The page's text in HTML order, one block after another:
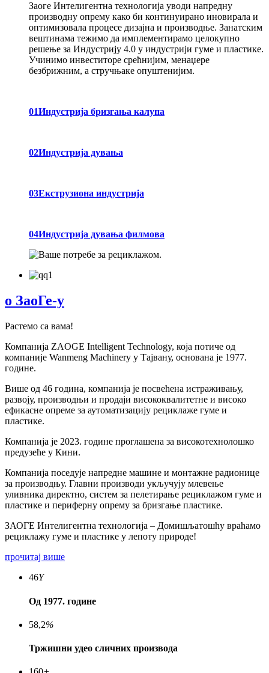
Заоге Интелигентна технологија уводи напредну
производну опрему како би континуирано иновирала и
оптимизовала процесе дизајна и производње. Занатским
вештинама тежимо да имплементирамо целокупно
решење за Индустрију 4.0 у индустрији гуме и пластике.
Учинимо инвеститоре срећнијим, менаџере
безбрижним, а стручњаке опуштенијим.
01Индустрија бризгања калупа
02Индустрија дувања
03Екструзиона индустрија
04Индустрија дувања филмова
о ЗаоГе-у
Растемо са вама!
Компанија ZAOGE Intelligent Technology, која потиче од
компаније Wanmeng Machinery у Тајвану, основана је 1977.
године.
Више од 46 година, компанија је посвећена истраживању,
развоју, производњи и продаји висококвалитетне и високо
ефикасне опреме за аутоматизацију рециклаже гуме и
пластике.
Компанија је 2023. године проглашена за високотехнолошко
предузеће у Кини.
Компанија поседује напредне машине и монтажне радионице
за производњу. Главни производи укључују млевење
уливника директно, систем за пелетирање рециклажом гуме и
пластике и периферну опрему за бризгање пластике.
ЗАОГЕ Интелигентна технологија – Домишљатошћу враћамо
рециклажу гуме и пластике у лепоту природе!
прочитај више
46Y
Од 1977. године
58,2%
Тржишни удео сличних производа